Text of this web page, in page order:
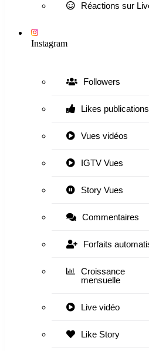
Réactions sur
Instagram
Followers
Likes publications
Vues vidéos
IGTV Vues
Story Vues
Commentaires
Forfaits
Croissance
mensuelle
Live vidéo
Like Story